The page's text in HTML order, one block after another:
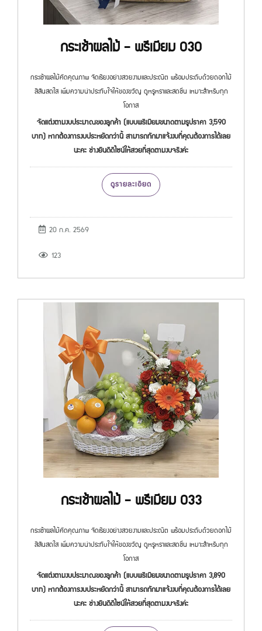
กระเช้าผลไม้ - พรีเมียม 030
กระเช้าผลไม้คัดคุณภาพ จัดเรียงอย่างสวยงามและประณีต พร้อมประดับด้วยดอกไม้
สีสันสดใส เพิ่มความน่าประทับใจให้ของขวัญ ดูหรูหราและสดชื่น เหมาะสำหรับทุก
โอกาส
จัดแต่งตามงบประมาณของลูกค้า (แบบพรีเมียมขนาดตามรูปราคา 3,590
บาท) หากต้องการงบประหยัดกว่านี้ สามารถทักมาแจ้งงบที่คุณต้องการได้เลย
นะคะ ช่างยินดีดีไซน์ให้สวยที่สุดตามงบจริงค่ะ
ดูรายละเอียด
20 ก.ค. 2569
123
กระเช้าผลไม้ - พรีเมียม 033
กระเช้าผลไม้คัดคุณภาพ จัดเรียงอย่างสวยงามและประณีต พร้อมประดับด้วยดอกไม้
สีสันสดใส เพิ่มความน่าประทับใจให้ของขวัญ ดูหรูหราและสดชื่น เหมาะสำหรับทุก
โอกาส
จัดแต่งตามงบประมาณของลูกค้า (แบบพรีเมียมขนาดตามรูปราคา 3,890
บาท) หากต้องการงบประหยัดกว่านี้ สามารถทักมาแจ้งงบที่คุณต้องการได้เลย
นะคะ ช่างยินดีดีไซน์ให้สวยที่สุดตามงบจริงค่ะ